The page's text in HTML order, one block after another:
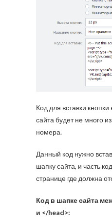
Код для вставки
сайта будет не много
номера.
Данный код нужно
шапку сайта, и часть
странице где должна
Код в шапке сайта
и </head>: